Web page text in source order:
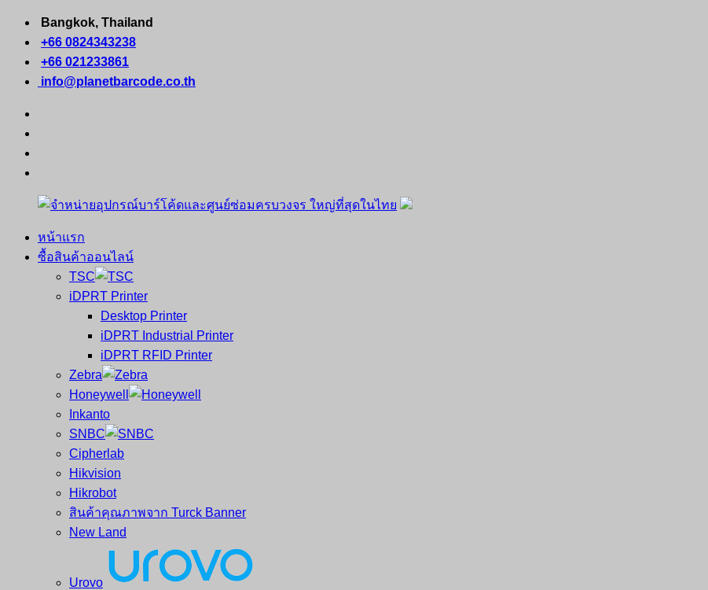
Skip
content
Bangkok, Thailand
+66 0824343238
+66 021233861
info@planetbarcode.co.th
จำหน่าย
คอมพิวเตอร์
หน้าแรก
ซื้อสินค้าออนไลน์
TSC
iDPRT Printer
Desktop Printer
iDPRT Industrial Printer
iDPRT RFID Printer
Zebra
Honeywell
Inkanto
SNBC
Cipherlab
Hikvision
Hikrobot
สินค้าคุณภาพจาก Turck Banner
New Land
Urovo